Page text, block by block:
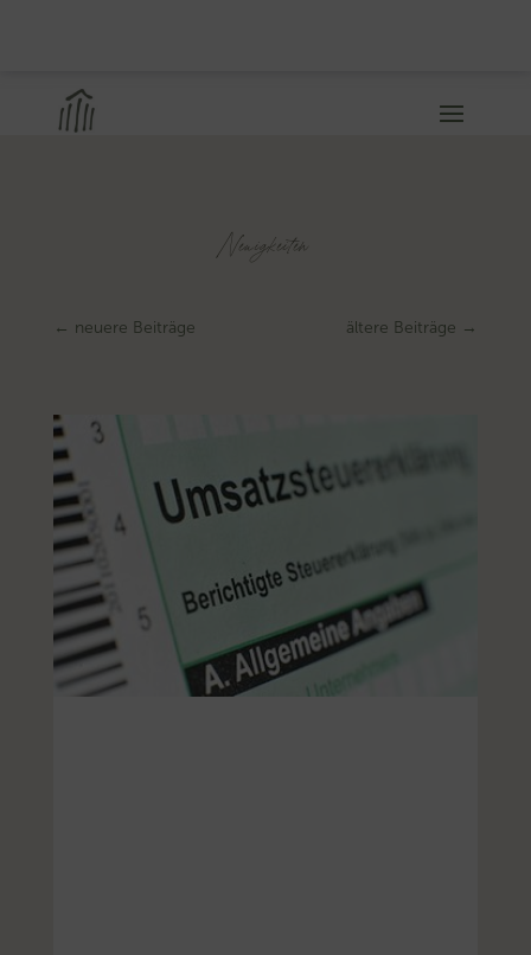
Neuigkeiten
← neuere Beiträge ältere Beiträge →